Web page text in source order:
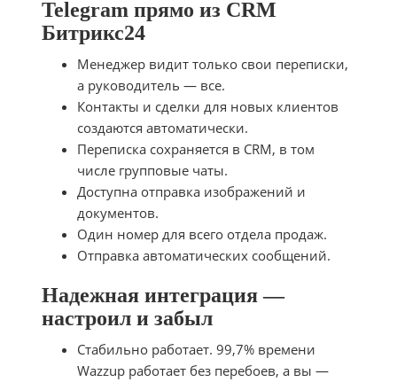
Telegram прямо из CRM
Битрикс24
Менеджер видит только свои переписки,
а руководитель — все.
Контакты и сделки для новых клиентов
создаются автоматически.
Переписка сохраняется в CRM, в том
числе групповые чаты.
Доступна отправка изображений и
документов.
Один номер для всего отдела продаж.
Отправка автоматических сообщений.
Надежная интеграция —
настроил и забыл
Стабильно работает. 99,7% времени
Wazzup работает без перебоев, а вы —